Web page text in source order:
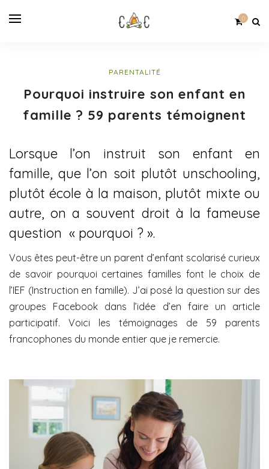
0
PARENTALITÉ
Pourquoi instruire son enfant en
famille ? 59 parents témoignent
Lorsque l’on instruit son enfant en
famille, que l’on soit plutôt unschooling,
plutôt école à la maison, plutôt mixte ou
autre, on a souvent droit à la fameuse
question « pourquoi ? ».
Vous êtes peut-être un parent d’enfant scolarisé curieux
de savoir pourquoi certaines familles font le choix de
l’IEF (Instruction en famille). J’ai posé la question sur des
groupes Facebook dans l’idée d’en faire un article
participatif. Voici les témoignages de 59 parents
francophones du monde entier que je remercie.